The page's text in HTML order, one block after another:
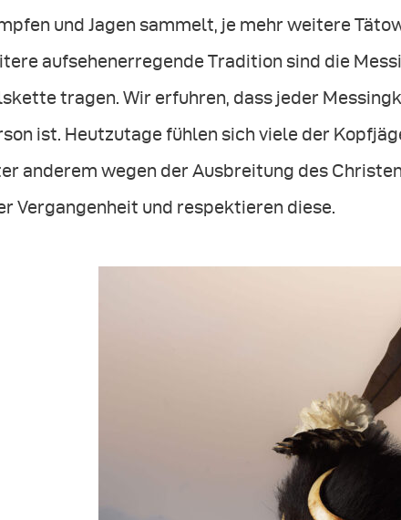
und Jagen sammelt, je mehr weitere
aufsehenerregende Tradition sind die
tragen. Wir erfuhren, dass jeder
ist. Heutzutage fühlen sich viele der
anderem wegen der Ausbreitung des
Vergangenheit und respektieren diese.